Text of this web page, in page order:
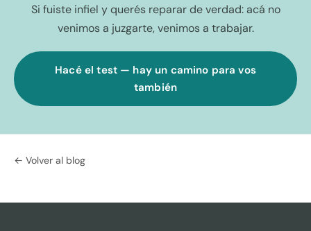
Si fuiste infiel y querés reparar de verdad: acá no
venimos a juzgarte, venimos a trabajar.
Hacé el test — hay un camino para vos
también
← Volver al blog